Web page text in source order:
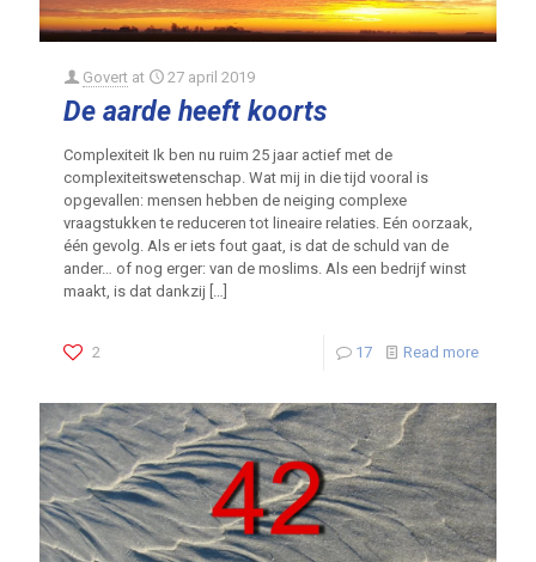
Govert at 27 april 2019
De aarde heeft koorts
Complexiteit Ik ben nu ruim 25 jaar actief met de
complexiteitswetenschap. Wat mij in die tijd vooral is
opgevallen: mensen hebben de neiging complexe
vraagstukken te reduceren tot lineaire relaties. Eén oorzaak,
één gevolg. Als er iets fout gaat, is dat de schuld van de
ander… of nog erger: van de moslims. Als een bedrijf winst
maakt, is dat dankzij
2 17 Read more